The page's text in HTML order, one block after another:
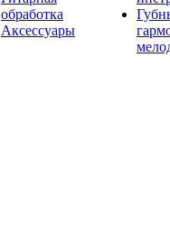
обработка
Аксессуары